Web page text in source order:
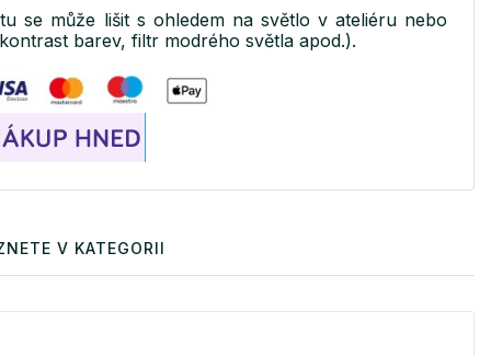
se může lišit s ohledem na světlo v ateliéru nebo
barev, filtr modrého světla apod.).
V KATEGORII